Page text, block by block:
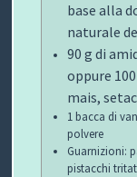
base alla
naturale
90 g di
oppure
mais,
1 bacca di
polvere
Guarnizioni:
pistacchi